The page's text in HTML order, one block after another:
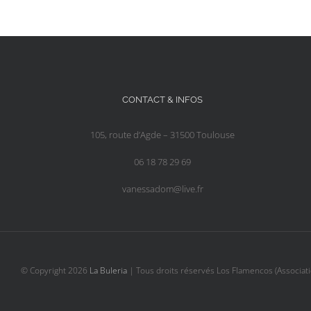
CONTACT & INFOS
105, route d’Agde – 31500 Toulouse
06 18 78 29 69
vanessadom@live.fr
© Copyright 2026 La Buleria | Tous droits réservés Los Flamencos